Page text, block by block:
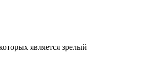
является зрелый